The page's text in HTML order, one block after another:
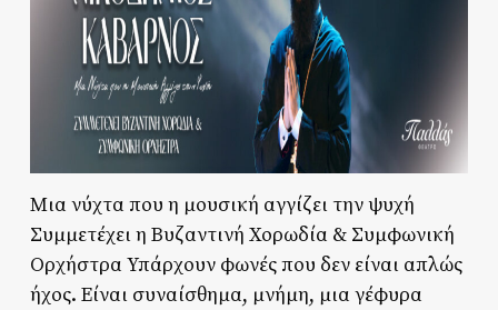
Μια νύχτα που η μουσική αγγίζει την ψυχή
Συμμετέχει η Βυζαντινή Χορωδία & Συμφωνική
Ορχήστρα Υπάρχουν φωνές που δεν είναι απλώς
ήχος. Είναι συναίσθημα, μνήμη, μια γέφυρα